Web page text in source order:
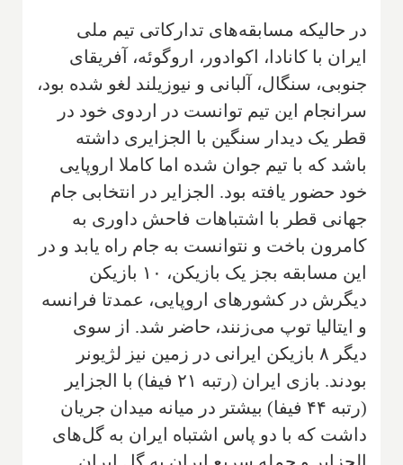
در حالیکه مسابقه‌های تدارکاتی تیم ملی
ایران با کانادا، اکوادور، اروگوئه، آفریقای
جنوبی، سنگال، آلبانی و نیوزیلند لغو شده بود،
سرانجام این تیم توانست در اردوی خود در
قطر یک دیدار سنگین با الجزایری داشته
باشد که با تیم جوان شده اما کاملا اروپایی
خود حضور یافته بود. الجزایر در انتخابی جام
جهانی قطر با اشتباهات فاحش داوری به
کامرون باخت و نتوانست به جام راه یابد و در
این مسابقه بجز یک بازیکن، ۱۰ بازیکن
دیگرش در کشورهای اروپایی، عمدتا فرانسه
و ایتالیا توپ می‌زنند، حاضر شد. از سوی
دیگر ۸ بازیکن ایرانی در زمین نیز لژیونر
بودند. بازی ایران (رتبه ۲۱ فیفا) با الجزایر
(رتبه ۴۴ فیفا) بیشتر در میانه میدان جریان
داشت که با دو پاس اشتباه ایران به گل‌های